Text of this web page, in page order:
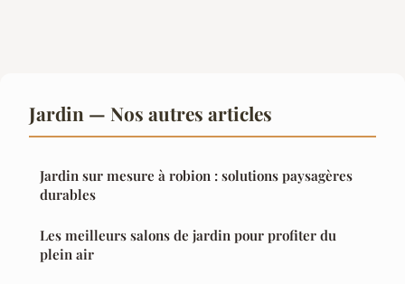
Jardin — Nos autres articles
Jardin sur mesure à robion : solutions paysagères
durables
Les meilleurs salons de jardin pour profiter du
plein air